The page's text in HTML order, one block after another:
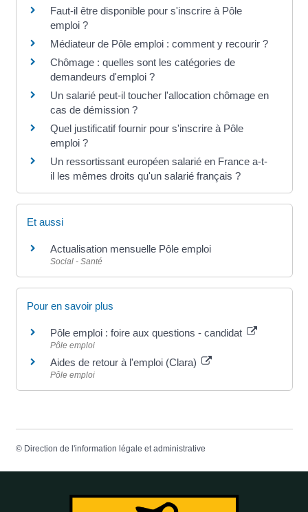
Faut-il être disponible pour s'inscrire à Pôle
emploi ?
Médiateur de Pôle emploi : comment y recourir ?
Chômage : quelles sont les catégories de
demandeurs d'emploi ?
Un salarié peut-il toucher l'allocation chômage en
cas de démission ?
Quel justificatif fournir pour s'inscrire à Pôle
emploi ?
Un ressortissant européen salarié en France a-t-
il les mêmes droits qu'un salarié français ?
Et aussi
Actualisation mensuelle Pôle emploi
Social - Santé
Pour en savoir plus
Pôle emploi : foire aux questions - candidat
Pôle emploi
Aides de retour à l'emploi (Clara)
Pôle emploi
© Direction de l'information légale et administrative